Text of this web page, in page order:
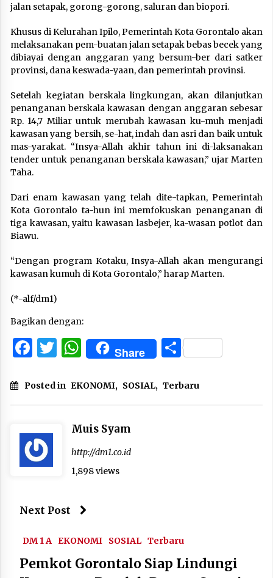
jalan setapak, gorong-gorong, saluran dan biopori.
Khusus di Kelurahan Ipilo, Pemerintah Kota Gorontalo akan
melaksanakan pem-buatan jalan setapak bebas becek yang
dibiayai dengan anggaran yang bersum-ber dari satker
provinsi, dana keswada-yaan, dan pemerintah provinsi.
Setelah kegiatan berskala lingkungan, akan dilanjutkan
penanganan berskala kawasan dengan anggaran sebesar
Rp. 14,7 Miliar untuk merubah kawasan ku-muh menjadi
kawasan yang bersih, se-hat, indah dan asri dan baik untuk
mas-yarakat. “Insya-Allah akhir tahun ini di-laksanakan
tender untuk penanganan berskala kawasan,” ujar Marten
Taha.
Dari enam kawasan yang telah dite-tapkan, Pemerintah
Kota Gorontalo ta-hun ini memfokuskan penanganan di
tiga kawasan, yaitu kawasan lasbejer, ka-wasan potlot dan
Biawu.
“Dengan program Kotaku, Insya-Allah akan mengurangi
kawasan kumuh di Kota Gorontalo,” harap Marten.
(*-alf/dm1)
Bagikan dengan:
Facebook
Twitter
WhatsApp
Share Share
Posted in EKONOMI, SOSIAL, Terbaru
Muis Syam
http://dm1.co.id
1,898 views
Next Post
DM 1 A EKONOMI SOSIAL Terbaru
Pemkot Gorontalo Siap Lindungi